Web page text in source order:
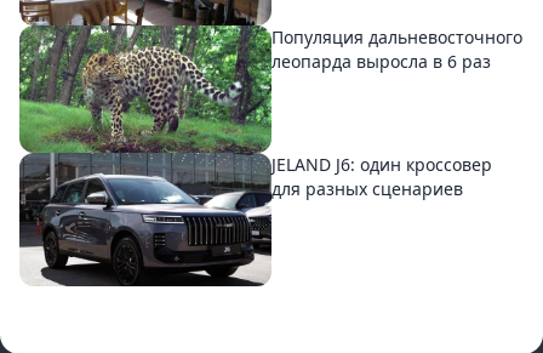
Популяция дальневосточного
леопарда выросла в 6 раз
JELAND J6: один кроссовер
для разных сценариев